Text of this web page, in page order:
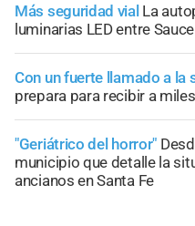
Más seguridad vial La
luminarias LED entre
Con un fuerte llamado a la
prepara para recibir a
"Geriátrico del horror"
municipio que detalle la
ancianos en Santa Fe